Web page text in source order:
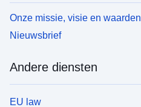
Onze missie, visie en waarden
Nieuwsbrief
Andere diensten
EU law